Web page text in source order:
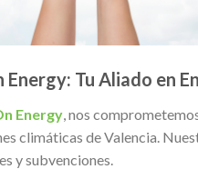
Energy: Tu Aliado en
Energy , nos
climáticas de Valencia.
y subvenciones.